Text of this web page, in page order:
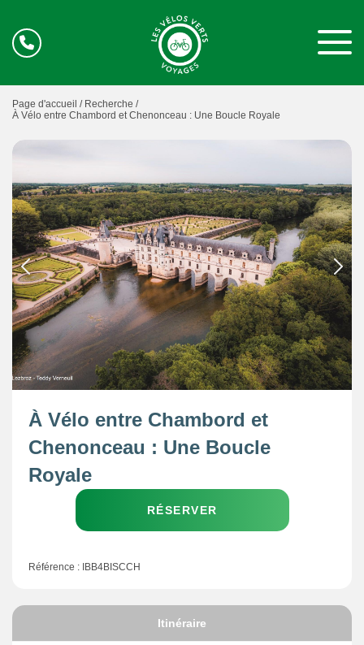
Page d'accueil / Recherche /
À Vélo entre Chambord et Chenonceau : Une Boucle Royale
À Vélo entre Chambord et
Chenonceau : Une Boucle
Royale
RÉSERVER
Référence : IBB4BISCCH
Itinéraire